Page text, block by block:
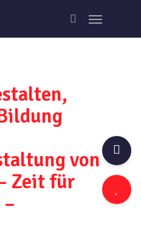
search
Menu
von
Zeit für